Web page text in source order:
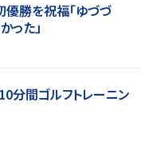
勝を祝福「ゆづづ
った」
分間ゴルフトレーニン